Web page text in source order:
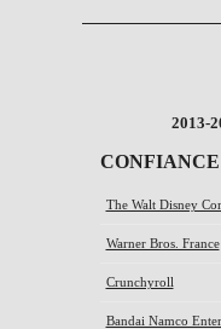
2013-
CONFIANCE
The Walt Disney
Warner Bros. France
Crunchyroll
Bandai Namco